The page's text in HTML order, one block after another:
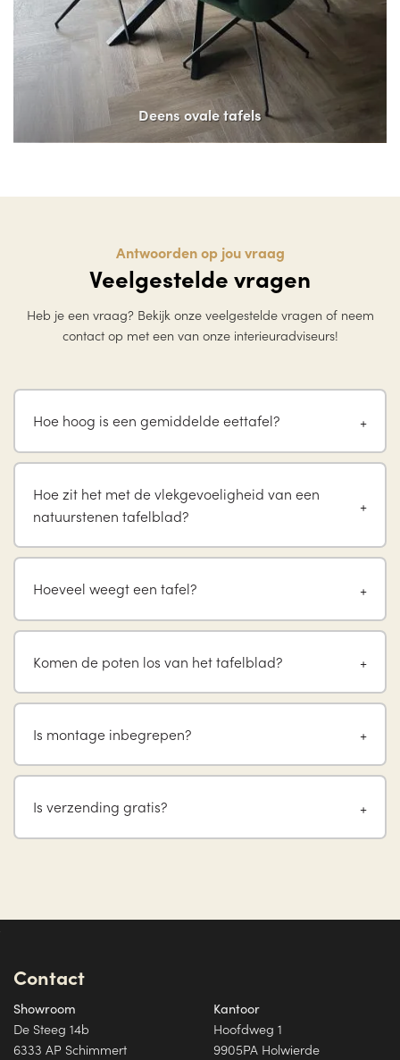
Deens ovale tafels
Antwoorden op jou vraag
Veelgestelde vragen
Heb je een vraag? Bekijk onze veelgestelde vragen of neem
contact op met een van onze interieuradviseurs!
Hoe hoog is een gemiddelde eettafel?
Hoe zit het met de vlekgevoeligheid van een
natuurstenen tafelblad?
Hoeveel weegt een tafel?
Komen de poten los van het tafelblad?
Is montage inbegrepen?
Is verzending gratis?
Contact
Showroom
De Steeg 14b
6333 AP Schimmert
Kantoor
Hoofdweg 1
9905PA Holwierde